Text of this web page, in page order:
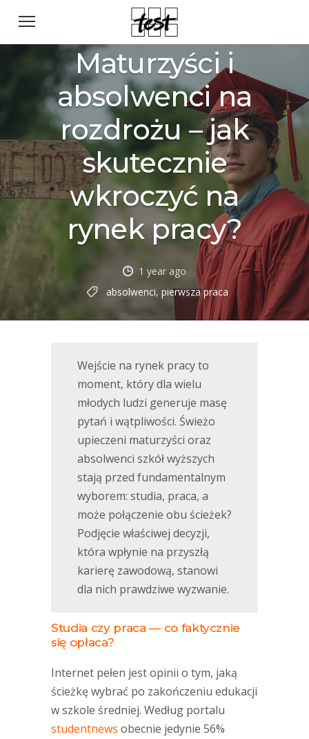
Maturzyści i
absolwenci na
rozdrożu – jak
skutecznie
wkroczyć na
rynek pracy?
1 year ago
absolwenci, pierwsza praca
Wejście na rynek pracy to
moment, który dla wielu
młodych ludzi generuje masę
pytań i wątpliwości. Świeżo
upieczeni maturzyści oraz
absolwenci szkół wyższych
stają przed fundamentalnym
wyborem: studia, praca, a
może połączenie obu ścieżek?
Podjęcie właściwej decyzji,
która wpłynie na przyszłą
karierę zawodową, stanowi
dla nich prawdziwe wyzwanie.
Studia czy praca — co faktycznie
się opłaca?
Internet pełen jest opinii o tym, jaką
ścieżkę wybrać po zakończeniu edukacji
w szkole średniej. Według portalu
studentnews obecnie jedynie 56%